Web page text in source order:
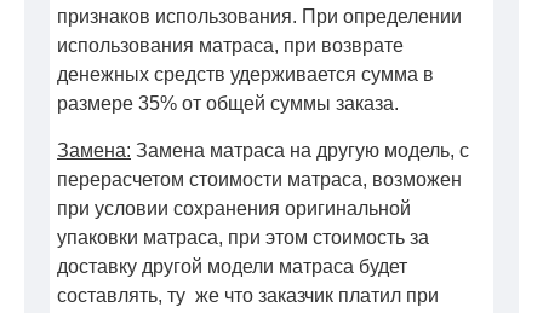
признаков использования. При определении
использования матраса, при возврате
денежных средств удерживается сумма в
размере 35% от общей суммы заказа.
Замена: Замена матраса на другую модель, с
перерасчетом стоимости матраса, возможен
при условии сохранения оригинальной
упаковки матраса, при этом стоимость за
доставку другой модели матраса будет
составлять, ту же что заказчик платил при